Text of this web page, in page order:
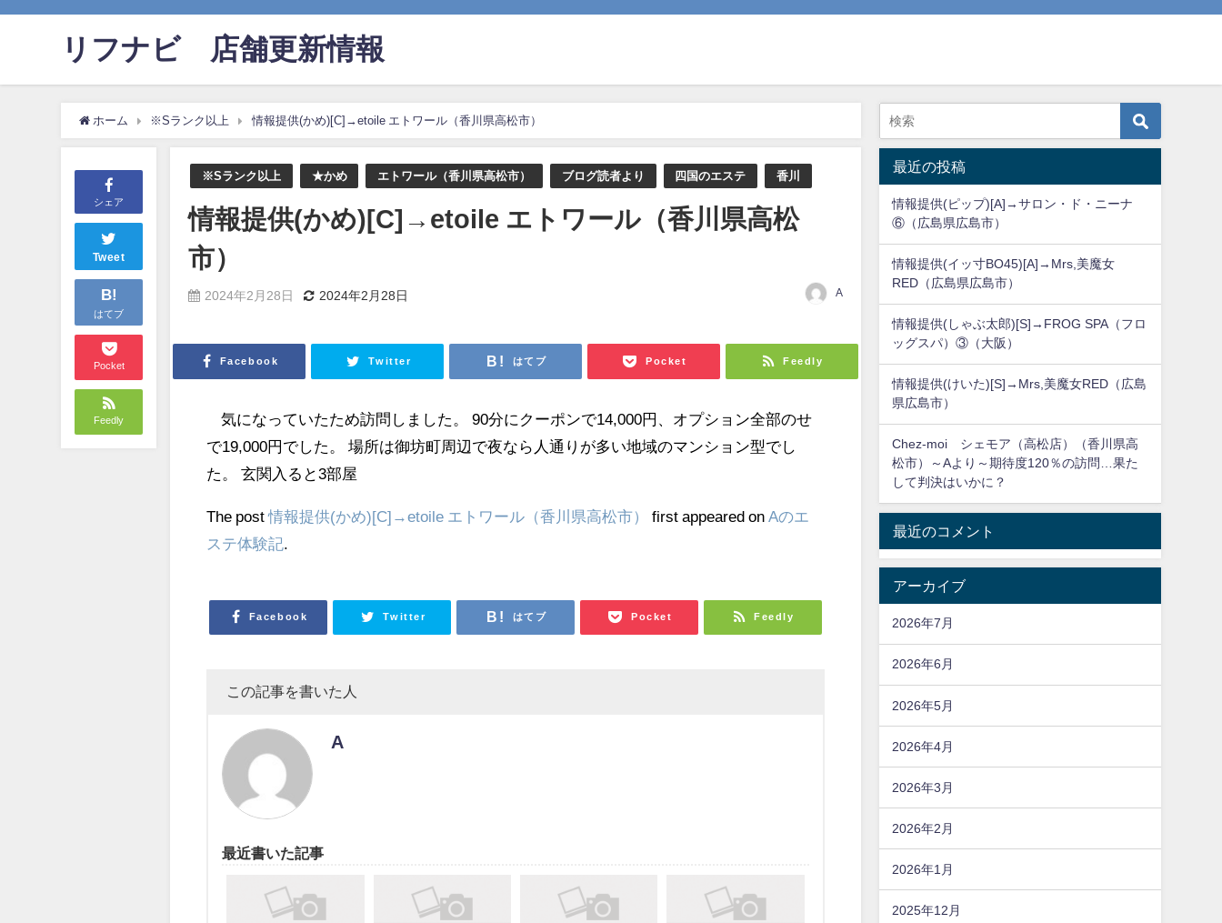
リフナビ®店舗更新情報
ホーム ※Sランク以上 情報提供(かめ)[C]→etoile エトワール（香川県高松市）
シェア
Tweet
B!
はてブ
Pocket
Feedly
※Sランク以上 ★かめ エトワール（香川県高松市） ブログ読者より 四国のエステ 香川
情報提供(かめ)[C]→etoile エトワール（香川県高松
市）
2024年2月28日 2024年2月28日 A
Facebook Twitter はてブ Pocket Feedly
気になっていたため訪問しました。 90分にクーポンで14,000円、オプション全部のせ
で19,000円でした。 場所は御坊町周辺で夜なら人通りが多い地域のマンション型でし
た。 玄関入ると3部屋
The post情報提供(かめ)[C]→etoile エトワール（香川県高松市） first appeared on Aのエ
ステ体験記
Facebook Twitter はてブ Pocket Feedly
この記事を書いた人
A
最近書いた記事
最近の投稿
情報提供(ピップ)[A]→サロン・ド・ニーナ
⑥（広島県広島市）
情報提供(イッ寸BO45)[A]→Mrs,美魔女
RED（広島県広島市）
情報提供(しゃぶ太郎)[S]→FROG SPA（フロ
ッグスパ）③（大阪）
情報提供(けいた)[S]→Mrs,美魔女RED（広島
県広島市）
Chez-moi シェモア（高松店）（香川県高
松市）～Aより～期待度120％の訪問…果た
して判決はいかに？
最近のコメント
アーカイブ
2026年7月
2026年6月
2026年5月
2026年4月
2026年3月
2026年2月
2026年1月
2025年12月